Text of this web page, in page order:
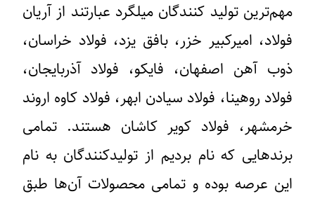
مهم‌ترین تولید کنندگان میلگرد عبارتند از آریان
فولاد، امیرکبیر خزر، بافق یزد، فولاد خراسان،
ذوب آهن اصفهان، فایکو، فولاد آذربایجان،
فولاد روهینا، فولاد سیادن ابهر، فولاد کاوه اروند
خرمشهر، فولاد کویر کاشان هستند. تمامی
برند‌هایی که نام بردیم از تولیدکنندگان به نام
این عرصه بوده و تمامی محصولات آن‌ها طبق